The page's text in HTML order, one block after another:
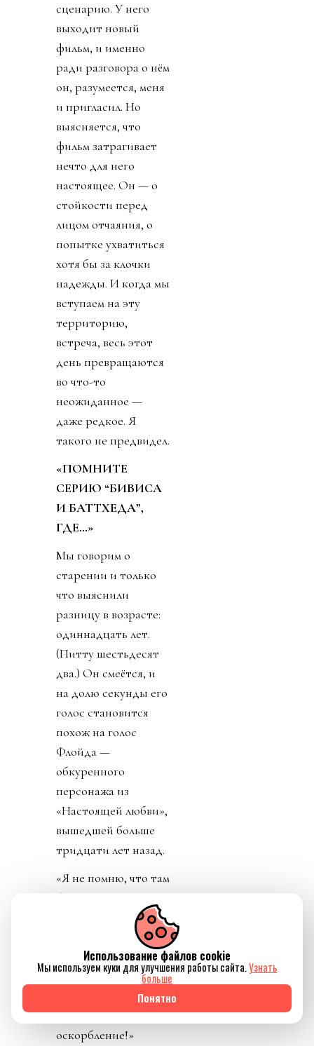
сценарию. У него
выходит новый
фильм, и именно
ради разговора о нём
он, разумеется, меня
и пригласил. Но
выясняется, что
фильм затрагивает
нечто для него
настоящее. Он — о
стойкости перед
лицом отчаяния, о
попытке ухватиться
хотя бы за клочки
надежды. И когда мы
вступаем на эту
территорию,
встреча, весь этот
день превращаются
во что-то
неожиданное —
даже редкое. Я
такого не предвидел.
«ПОМНИТЕ
СЕРИЮ “БИВИСА
И БАТТХЕДА”,
ГДЕ…»
Мы говорим о
старении и только
что выяснили
разницу в возрасте:
одиннадцать лет.
(Питту шестьдесят
два.) Он смеётся, и
на долю секунды его
голос становится
похож на голос
Флойда —
обкуренного
персонажа из
«Настоящей любви»,
вышедшей больше
тридцати лет назад.
«Я не помню, что там
было, но какой-то
отчитывал, а в ответ
прозвучало просто:
[голосом Бивиса] “Ты
старый”. [Смеётся.]
Вот и всё
оскорбление!»
Использование файлов cookie
Мы используем куки для улучшения работы сайта.Узнать
больше
Понятно